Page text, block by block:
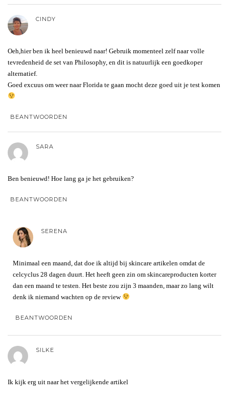
CINDY
Oeh,hier ben ik heel benieuwd naar! Gebruik momenteel zelf naar volle
tevredenheid de set van Philosophy, en dit is natuurlijk een goedkoper
alternatief.
Goed excuus om weer naar Florida te gaan mocht deze goed uit je test komen
BEANTWOORDEN
SARA
Ben benieuwd! Hoe lang ga je het gebruiken?
BEANTWOORDEN
SERENA
Minimaal een maand, dat doe ik altijd bij skincare artikelen omdat de
celcyclus 28 dagen duurt. Het heeft geen zin om skincareproducten korter
dan een maand te testen. Het beste zou zijn 3 maanden, maar zo lang wilt
denk ik niemand wachten op de review
BEANTWOORDEN
SILKE
Ik kijk erg uit naar het vergelijkende artikel